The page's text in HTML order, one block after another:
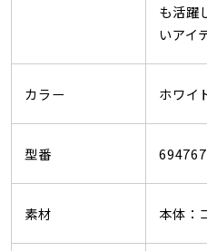
も活躍
いアイ
カラー ホワイ
型番
素材 本体：